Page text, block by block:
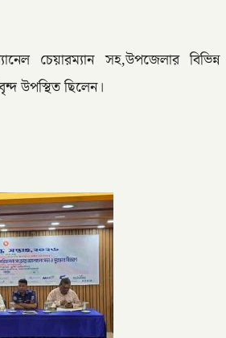
চেয়ারম্যান সহ,উপজেলার বিভিন্ন
উপস্থিত ছিলেন।